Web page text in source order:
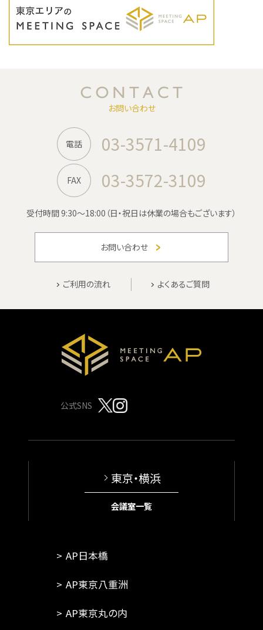
お問い合わせ
電話 03-3571-4109
FAX 03-3572-3109
受付時間 9:30〜18:00 （日・祝日は休業の場合もございます）
お問い合わせ
ご利用の流れ よくあるご質問
公式SNS
東京・横浜
会議室一覧
AP日本橋
AP東京八重洲
AP東京丸の内